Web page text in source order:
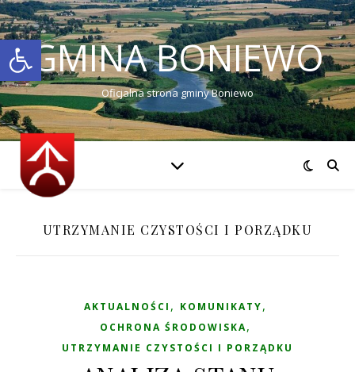
Otwórz pasek narzędzi
GMINA BONIEWO
Oficjalna strona gminy Boniewo
UTRZYMANIE CZYSTOŚCI I PORZĄDKU
AKTUALNOŚCI , KOMUNIKATY,
OCHRONA ŚRODOWISKA,
UTRZYMANIE CZYSTOŚCI I PORZĄDKU